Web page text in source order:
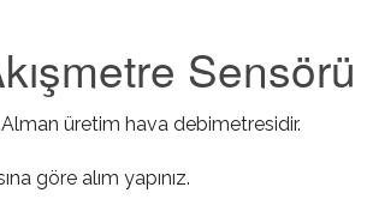
Sensörü
üretim hava debimetresidir.
göre alım yapınız.